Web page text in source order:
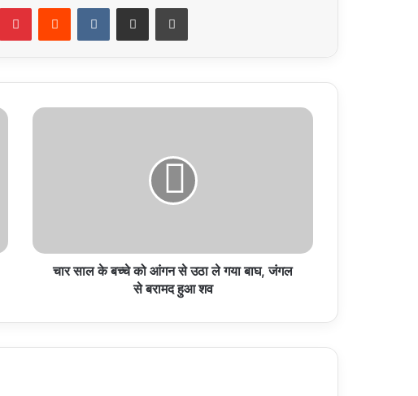
PinterestReddit VKontakteShare via Email Print
चार
ले
से
चार साल के बच्चे को आंगन से उठा ले गया बाघ, जंगल
से बरामद हुआ शव